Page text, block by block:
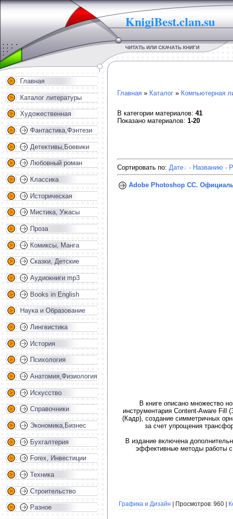
KnigiBest.clan.su
ЧИТАТЬ ИЛИ СКАЧАТЬ КНИГИ
Главная
Каталог литературы
Художественная
Фантастика,Фэнтези
Детективы,Боевики
Любовный роман
Классика
Историческая
Мистика, Ужасы
Проза
Комиксы, Манга
Сказки, Детские
Аудиокниги mp3
Books in English
Наука и Образование
Лингвистика
История
Психология
Анатомия,Физиология
Искусство
Справочники
Экономика,Бизнес
Бухгалтерия
Forex, Инвестиции
Техника
Строительство
Разное
Главная » Каталог » Компьютерная
В категории материалов: 41
Показано материалов: 1-20
Сортировать по: Дате · Названию ·
Adobe Photoshop СС.
В книге описано множество
инструментария Content-Aware Fill
(Кадр), создание симметричных
за счет упрощения
В издание включена
эффективные методы работы с
Графика и Дизайн | Просмотров: 960 |